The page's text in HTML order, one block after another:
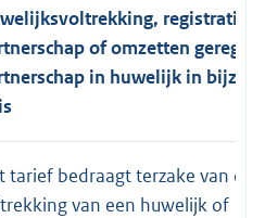
registratie
of omzetten
in huwelijk in
tarief bedraagt terzake van de
van een huwelijk of